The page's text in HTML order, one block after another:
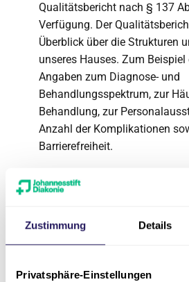
Zustimmung Details
Privatsphäre-Einstellungen
Qualitätsbericht nach § 137
Verfügung. Der
Überblick über die Strukturen
unseres Hauses. Zum
Angaben zum Diagnose- und
Behandlungsspektrum, zur
Behandlung, zur
Anzahl der Komplikationen
Barrierefreiheit.
Für Sie zum